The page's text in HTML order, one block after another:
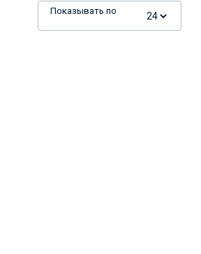
Показывать по